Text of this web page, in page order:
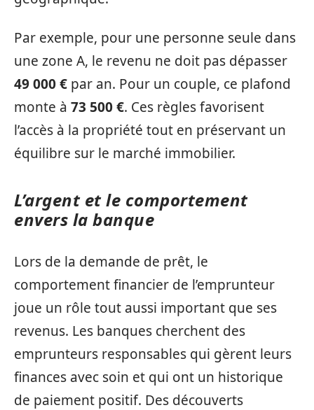
Par exemple, pour une personne seule dans
une zone A, le revenu ne doit pas dépasser
49 000 € par an. Pour un couple, ce plafond
monte à 73 500 €. Ces règles favorisent
l’accès à la propriété tout en préservant un
équilibre sur le marché immobilier.
L’argent et le comportement
envers la banque
Lors de la demande de prêt, le
comportement financier de l’emprunteur
joue un rôle tout aussi important que ses
revenus. Les banques cherchent des
emprunteurs responsables qui gèrent leurs
finances avec soin et qui ont un historique
de paiement positif. Des découverts